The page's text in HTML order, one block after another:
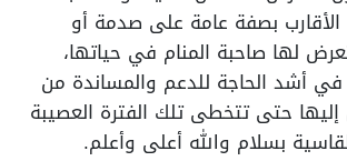
بصفة عامة على صدمة أو
لها صاحبة المنام في حياتها،
أشد الحاجة للدعم والمساندة من
إليها حتى تتخطى تلك الفترة العصيبة
بسلام والله أعلى وأعلم.